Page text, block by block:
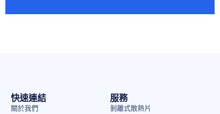
服務
剝離式散熱片
快速連結
關於我們